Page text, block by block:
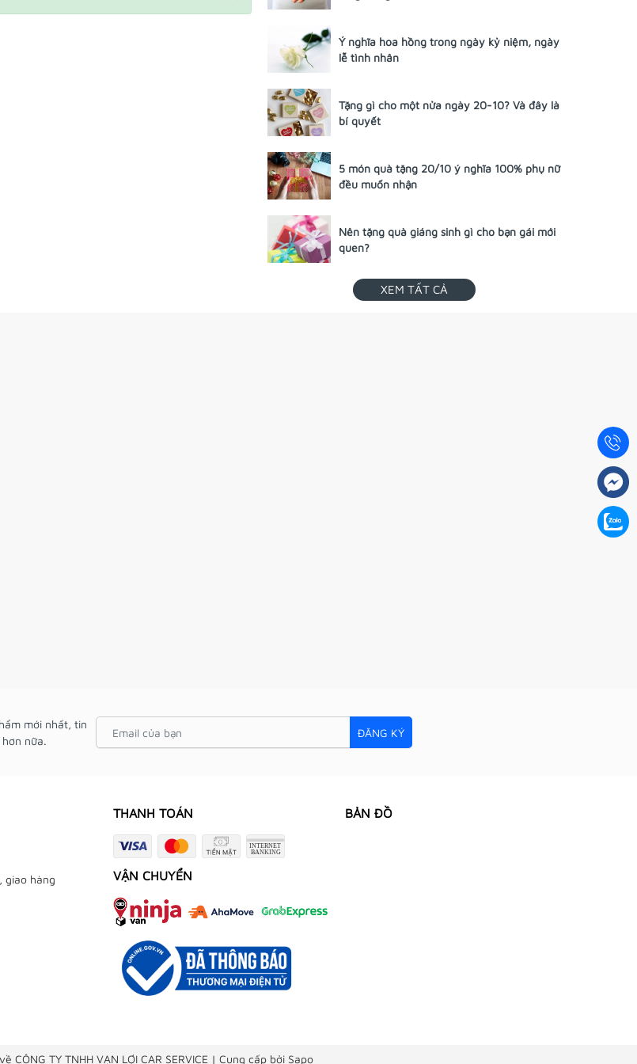
Ý nghĩa hoa hồng trong ngày kỷ niệm, ngày
lễ tình nhân
Tặng gì cho một nửa ngày 20-10? Và đây là
bí quyết
5 món quà tặng 20/10 ý nghĩa 100% phụ nữ
đều muốn nhận
Nên tặng quà giáng sinh gì cho bạn gái mới
quen?
XEM TẤT CẢ
mới nhất, tin
nữa.
ĐĂNG KÝ
giao hàng
THANH TOÁN
VẬN CHUYỂN
BẢN ĐỒ
CÔNG TY TNHH VẠN LỢI CAR SERVICE | Cung cấp bởi Sapo